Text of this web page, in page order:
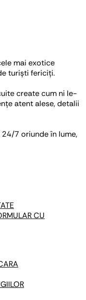
mai exotice
turiști fericiți.
create cum ni le-
atent alese, detalii
7 oriunde în lume,
CU